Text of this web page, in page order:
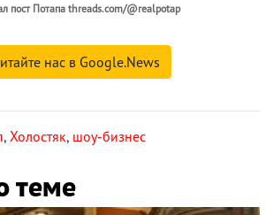
пост Потапа threads.com/@realpotap
нас в Google.News
, Холостяк, шоу-бизнес
теме